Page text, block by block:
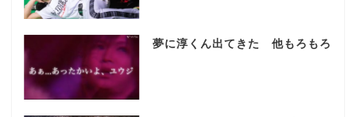
夢に淳くん出てきた 他もろもろ